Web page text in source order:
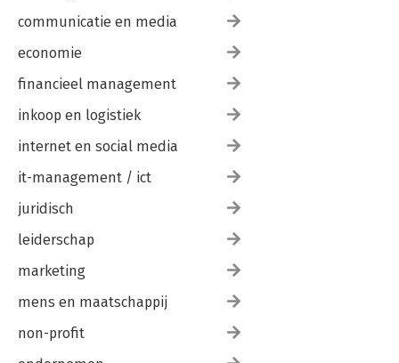
communicatie en media
economie
financieel management
inkoop en logistiek
internet en social media
it-management / ict
juridisch
leiderschap
marketing
mens en maatschappij
non-profit